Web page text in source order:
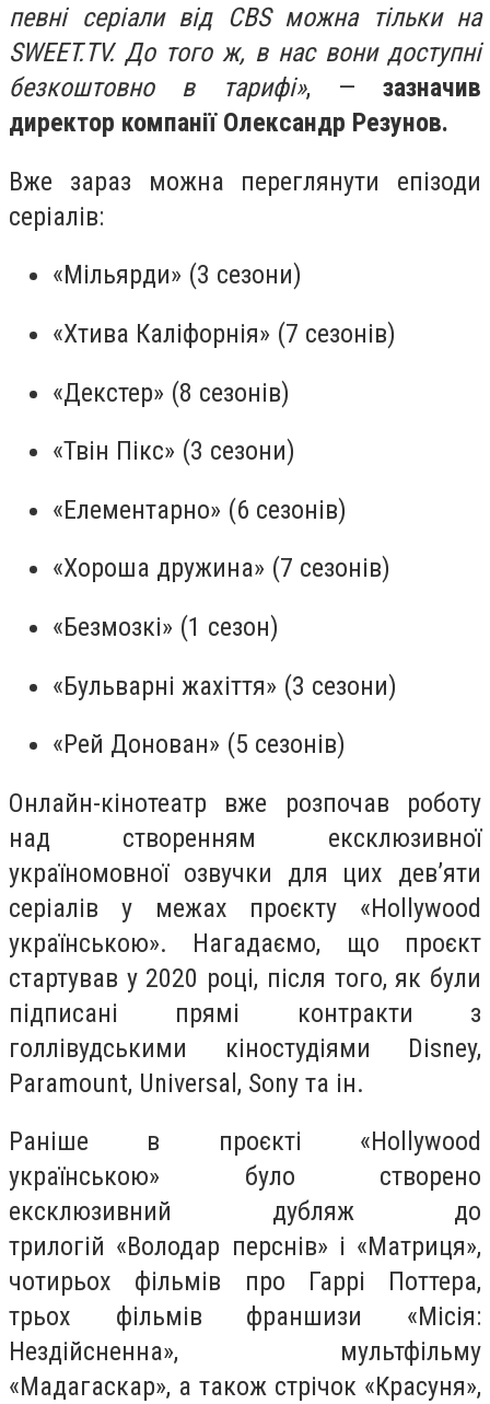
певні серіали від CBS можна тільки на
SWEET.TV. До того ж, в нас вони доступні
безкоштовно в тарифі», — зазначив
директор компанії Олександр Резунов.
Вже зараз можна переглянути епізоди
серіалів:
«Мільярди» (3 сезони)
«Хтива Каліфорнія» (7 сезонів)
«Декстер» (8 сезонів)
«Твін Пікс» (3 сезони)
«Елементарно» (6 сезонів)
«Хороша дружина» (7 сезонів)
«Безмозкі» (1 сезон)
«Бульварні жахіття» (3 сезони)
«Рей Донован» (5 сезонів)
Онлайн-кінотеатр вже розпочав роботу
над створенням ексклюзивної
україномовної озвучки для цих дев’яти
серіалів у межах проєкту «Hollywood
українською». Нагадаємо, що проєкт
стартував у 2020 році, після того, як були
підписані прямі контракти з
голлівудськими кіностудіями Disney,
Paramount, Universal, Sony та ін.
Раніше в проєкті «Hollywood
українською» було створено
ексклюзивний дубляж до
трилогій «Володар перснів» і «Матриця»,
чотирьох фільмів про Гаррі Поттера,
трьох фільмів франшизи «Місія:
Нездійсненна», мультфільму
«Мадагаскар», а також стрічок «Красуня»,